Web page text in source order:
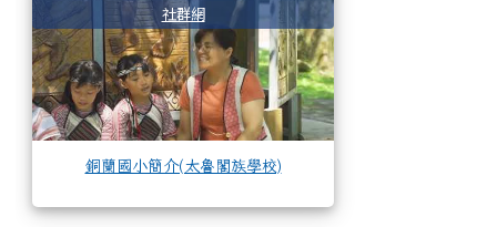
社群網
銅蘭國小簡介(太魯閣族學校)